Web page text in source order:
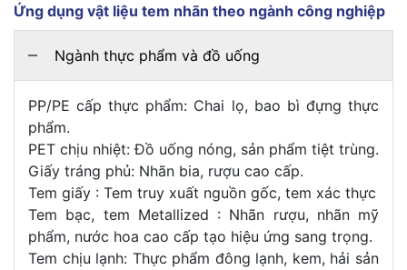
Ứng dụng vật liệu tem nhãn theo ngành công nghiệp
Ngành thực phẩm và đồ uống
PP/PE cấp thực phẩm: Chai lọ, bao bì đựng thực
phẩm.
PET chịu nhiệt: Đồ uống nóng, sản phẩm tiệt trùng.
Giấy tráng phủ: Nhãn bia, rượu cao cấp.
Tem giấy : Tem truy xuất nguồn gốc, tem xác thực
Tem bạc, tem Metallized : Nhãn rượu, nhãn mỹ
phẩm, nước hoa cao cấp tạo hiệu ứng sang trọng.
Tem chịu lạnh: Thực phẩm đông lạnh, kem, hải sản